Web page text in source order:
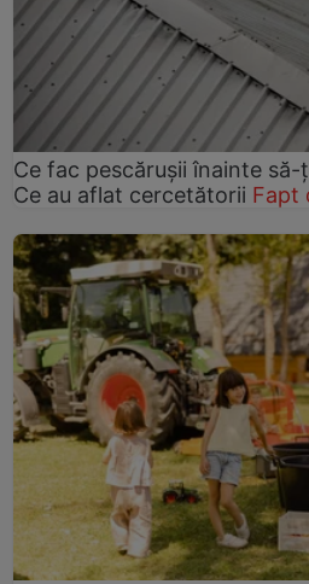
Ce fac pescărușii înainte
Ce au aflat cercetătorii Fapt